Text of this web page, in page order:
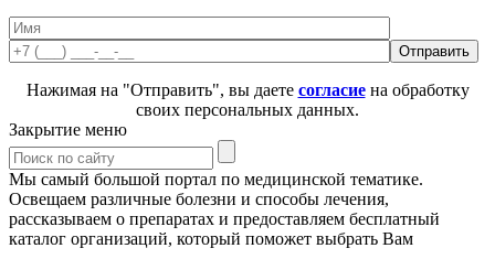
Нажимая на "Отправить", вы даете согласиена обработку
своих персональных данных.
Закрытие меню
Мы самый большой портал по медицинской тематике.
Освещаем различные болезни и способы лечения,
рассказываем о препаратах и предоставляем бесплатный
каталог организаций, который поможет выбрать Вам